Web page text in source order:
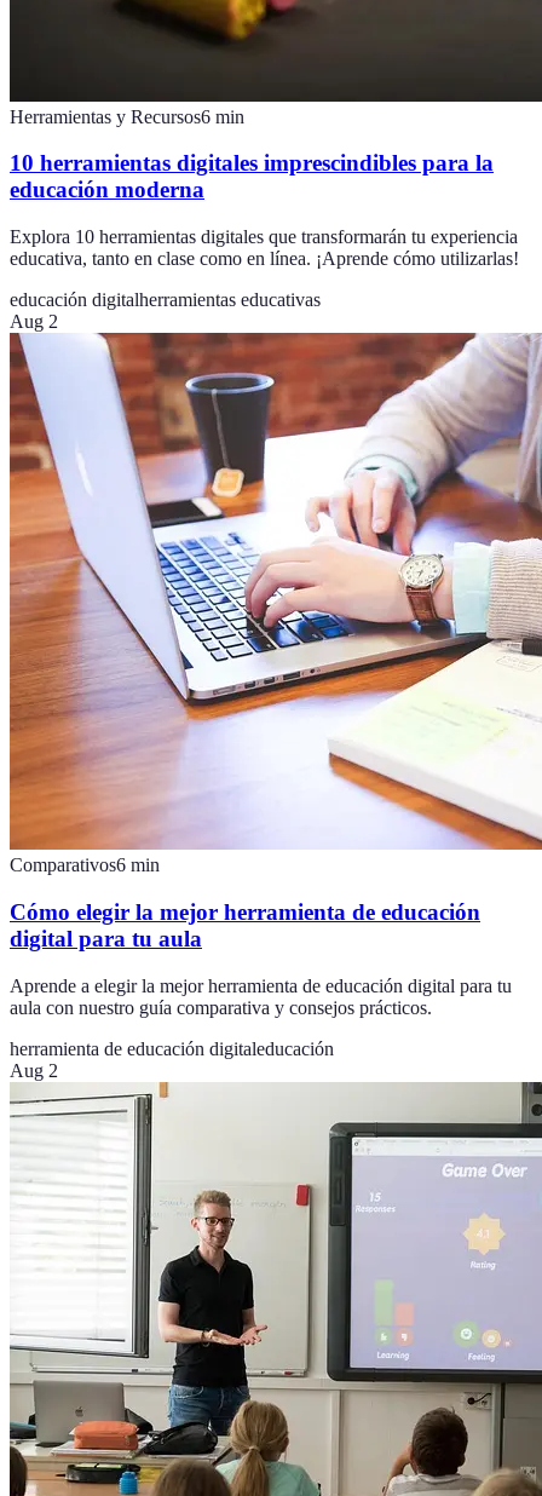
Herramientas y Recursos6 min
10 herramientas digitales imprescindibles para la
educación moderna
Explora 10 herramientas digitales que transformarán tu experiencia
educativa, tanto en clase como en línea. ¡Aprende cómo utilizarlas!
educación digitalherramientas educativas
Aug 2
Comparativos6 min
Cómo elegir la mejor herramienta de educación
digital para tu aula
Aprende a elegir la mejor herramienta de educación digital para tu
aula con nuestro guía comparativa y consejos prácticos.
herramienta de educación digitaleducación
Aug 2